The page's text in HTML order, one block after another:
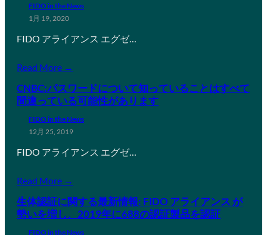
FIDO in the News
1月 19, 2020
FIDO アライアンス エグゼ…
Read More →
CNBC:パスワードについて知っていることはすべて
間違っている可能性があります
FIDO in the News
12月 25, 2019
FIDO アライアンス エグゼ…
Read More →
生体認証に関する最新情報: FIDO アライアンス が
勢いを増し、2019年に688の認証製品を認証
FIDO in the News